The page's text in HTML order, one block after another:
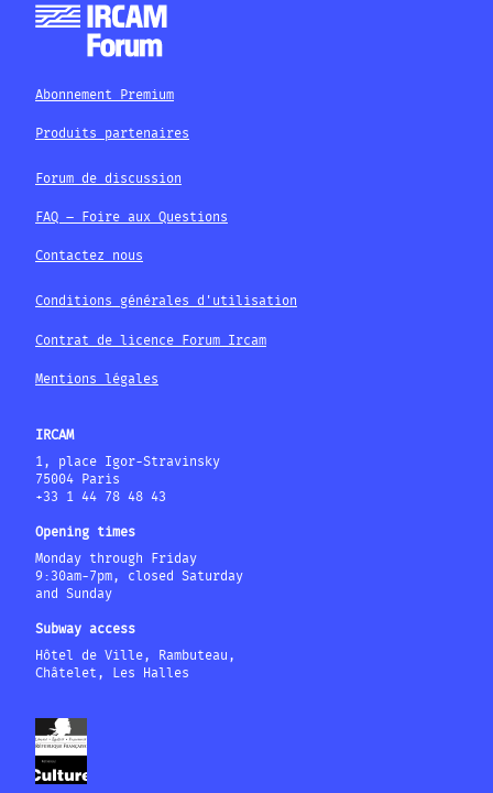
Abonnement Premium
Produits partenaires
Forum de discussion
FAQ – Foire aux Questions
Contactez nous
Conditions générales d'utilisation
Contrat de licence Forum Ircam
Mentions légales
IRCAM
1, place Igor-Stravinsky
75004 Paris
+33 1 44 78 48 43
Opening times
Monday through Friday
9:30am-7pm, closed Saturday
and Sunday
Subway access
Hôtel de Ville, Rambuteau,
Châtelet, Les Halles